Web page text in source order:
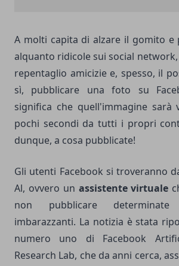
A molti capita di alzare il gomito e
alquanto ridicole sui social
repentaglio amicizie e, spesso, il
sì, pubblicare una foto su
significa che quell'immagine sarà
pochi secondi da tutti i propri
dunque, a cosa pubblicate!
Gli utenti Facebook si troveranno
Al, ovvero un assistente virtuale
non pubblicare
imbarazzanti. La notizia è stata
numero uno di Facebook
Research Lab, che da anni cerca,